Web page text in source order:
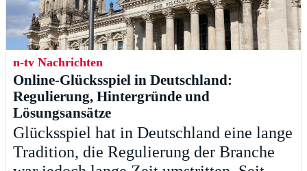
n-tv Nachrichten
Online-Glücksspiel in Deutschland:
Regulierung, Hintergründe und
Lösungsansätze
Glücksspiel hat in Deutschland eine lange
Tradition, die Regulierung der Branche